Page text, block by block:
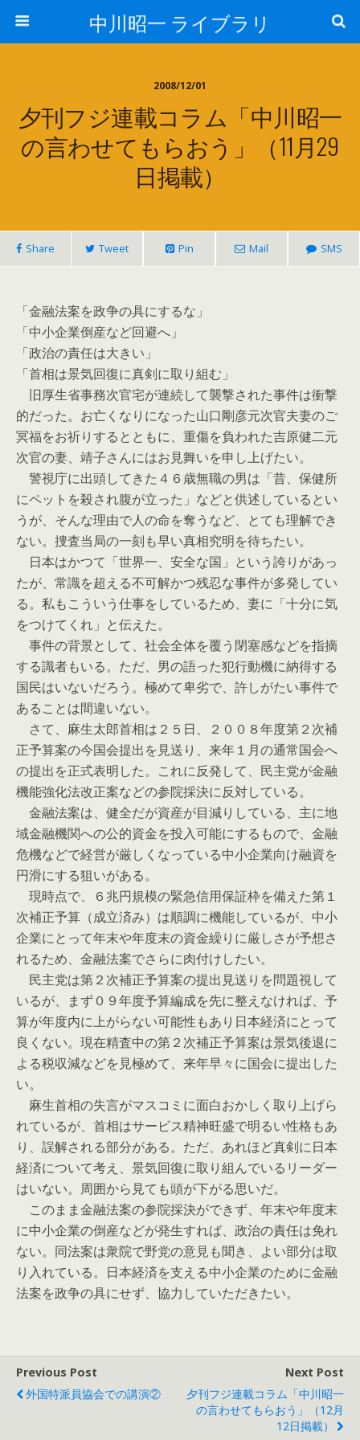
中川昭一 ライブラリ
2008/12/01
夕刊フジ連載コラム「中川昭一
の言わせてもらおう」（11月29
日掲載）
Share Tweet Pin Mail SMS
「金融法案を政争の具にするな」
「中小企業倒産など回避へ」
「政治の責任は大きい」
「首相は景気回復に真剣に取り組む」
旧厚生省事務次官宅が連続して襲撃された事件は衝撃
的だった。お亡くなりになった山口剛彦元次官夫妻のご
冥福をお祈りするとともに、重傷を負われた吉原健二元
次官の妻、靖子さんにはお見舞いを申し上げたい。
警視庁に出頭してきた４６歳無職の男は「昔、保健所
にペットを殺され腹が立った」などと供述しているとい
うが、そんな理由で人の命を奪うなど、とても理解でき
ない。捜査当局の一刻も早い真相究明を待ちたい。
日本はかつて「世界一、安全な国」という誇りがあっ
たが、常識を超える不可解かつ残忍な事件が多発してい
る。私もこういう仕事をしているため、妻に「十分に気
をつけてくれ」と伝えた。
事件の背景として、社会全体を覆う閉塞感などを指摘
する識者もいる。ただ、男の語った犯行動機に納得する
国民はいないだろう。極めて卑劣で、許しがたい事件で
あることは間違いない。
さて、麻生太郎首相は２５日、２００８年度第２次補
正予算案の今国会提出を見送り、来年１月の通常国会へ
の提出を正式表明した。これに反発して、民主党が金融
機能強化法改正案などの参院採決に反対している。
金融法案は、健全だが資産が目減りしている、主に地
域金融機関への公的資金を投入可能にするもので、金融
危機などで経営が厳しくなっている中小企業向け融資を
円滑にする狙いがある。
現時点で、６兆円規模の緊急信用保証枠を備えた第１
次補正予算（成立済み）は順調に機能しているが、中小
企業にとって年末や年度末の資金繰りに厳しさが予想さ
れるため、金融法案でさらに肉付けしたい。
民主党は第２次補正予算案の提出見送りを問題視して
いるが、まず０９年度予算編成を先に整えなければ、予
算が年度内に上がらない可能性もあり日本経済にとって
良くない。現在精査中の第２次補正予算案は景気後退に
よる税収減などを見極めて、来年早々に国会に提出した
い。
麻生首相の失言がマスコミに面白おかしく取り上げら
れているが、首相はサービス精神旺盛で明るい性格もあ
り、誤解される部分がある。ただ、あれほど真剣に日本
経済について考え、景気回復に取り組んでいるリーダー
はいない。周囲から見ても頭が下がる思いだ。
このまま金融法案の参院採決ができず、年末や年度末
に中小企業の倒産などが発生すれば、政治の責任は免れ
ない。同法案は衆院で野党の意見も聞き、よい部分は取
り入れている。日本経済を支える中小企業のために金融
法案を政争の具にせず、協力していただきたい。
Previous Post
外国特派員協会での講演②
Next Post
夕刊フジ連載コラム「中川昭一
の言わせてもらおう」（12月
12日掲載）